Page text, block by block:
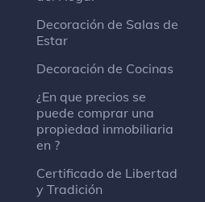
Decoración de Salas de
Estar
Decoración de Cocinas
¿En que precios se
puede comprar una
propiedad inmobiliaria
en ?
Certificado de Libertad
y Tradición